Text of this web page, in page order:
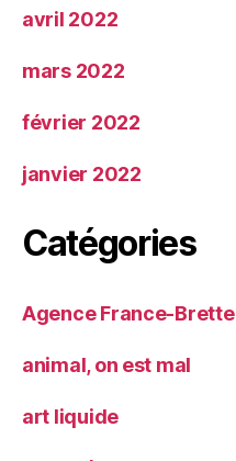
avril 2022
mars 2022
février 2022
janvier 2022
Catégories
Agence France-Brette
animal, on est mal
art liquide